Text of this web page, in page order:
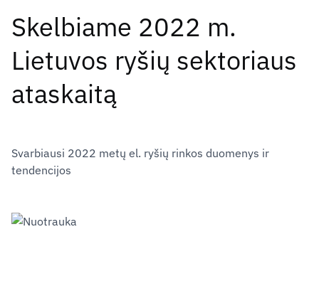
Skelbiame 2022 m.
Lietuvos ryšių sektoriaus
ataskaitą
Svarbiausi 2022 metų el. ryšių rinkos duomenys ir
tendencijos